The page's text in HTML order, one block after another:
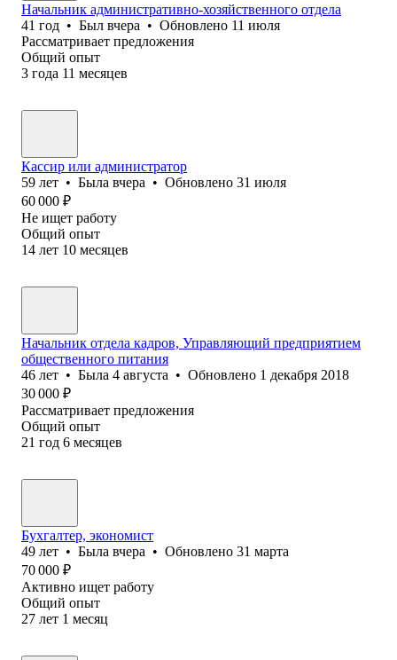
Начальник административно-хозяйственного отдела
41 год • Был вчера • Обновлено 11 июля
Рассматривает предложения
Общий опыт
3 года 11 месяцев
Кассир или администратор
59 лет • Была вчера • Обновлено 31 июля
60 000 ₽
Не ищет работу
Общий опыт
14 лет 10 месяцев
Начальник отдела кадров, Управляющий предприятием
общественного питания
46 лет • Была 4 августа • Обновлено 1 декабря 2018
30 000 ₽
Рассматривает предложения
Общий опыт
21 год 6 месяцев
Бухгалтер, экономист
49 лет • Была вчера • Обновлено 31 марта
70 000 ₽
Активно ищет работу
Общий опыт
27 лет 1 месяц